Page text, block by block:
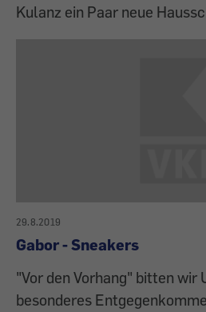
Kulanz ein Paar neue
29.8.2019
Gabor - Sneakers
"Vor den Vorhang" bitten wir
besonderes